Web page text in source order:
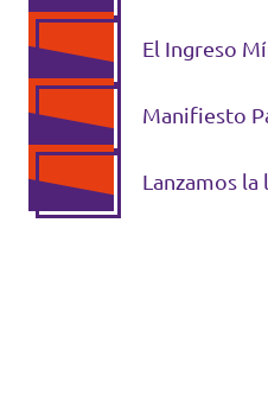
Volt Suecia
Volt Suiza
El Ingreso
Manifiesto
Lanzamos